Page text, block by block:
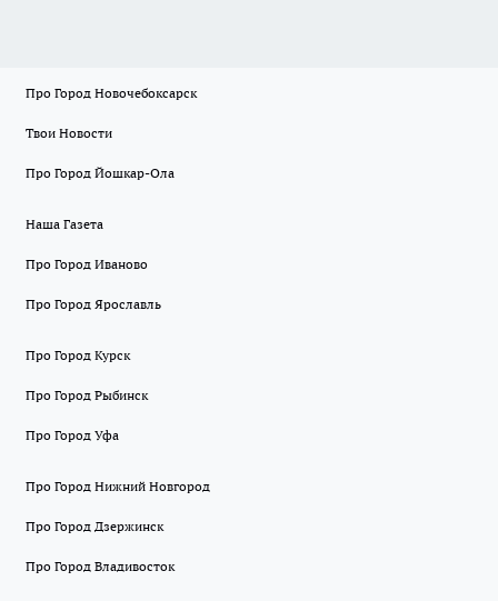
Про Город Новочебоксарск
Твои Новости
Про Город Йошкар-Ола
Наша Газета
Про Город Иваново
Про Город Ярославль
Про Город Курск
Про Город Рыбинск
Про Город Уфа
Про Город Нижний Новгород
Про Город Дзержинск
Про Город Владивосток